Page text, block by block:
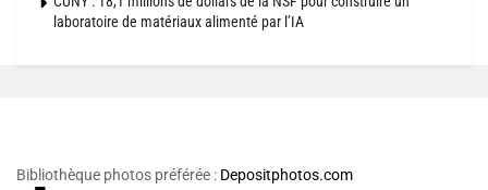
laboratoire de matériaux alimenté par l’IA
Bibliothèque photos préférée : Depositphotos.com